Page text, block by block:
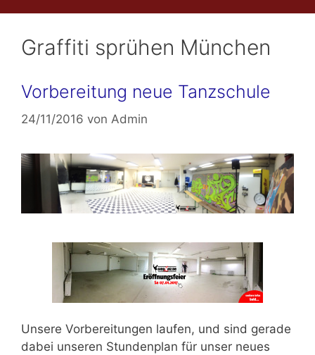
Graffiti sprühen München
Vorbereitung neue Tanzschule
24/11/2016 von Admin
Unsere Vorbereitungen laufen, und sind gerade
dabei unseren Stundenplan für unser neues